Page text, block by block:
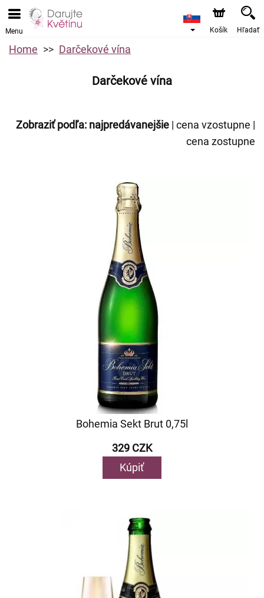
Menu Košík Hľadať
Home Darčekové vína
Darčekové vína
Zobraziť podľa: najpredávanejšie | cena vzostupne |
cena zostupne
Bohemia Sekt Brut 0,75l
329 CZK
Kúpiť